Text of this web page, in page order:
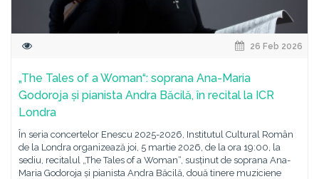
26 Feb 2026
„The Tales of a Woman“: soprana Ana-Maria
Godoroja și pianista Andra Băcilă, în recital la ICR
Londra
În seria concertelor Enescu 2025-2026, Institutul Cultural Român
de la Londra organizează joi, 5 martie 2026, de la ora 19:00, la
sediu, recitalul „The Tales of a Woman“, susținut de soprana Ana-
Maria Godoroja și pianista Andra Băcilă, două tinere muziciene